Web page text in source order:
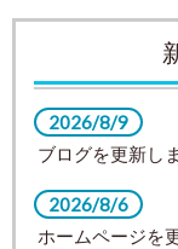
2026/8/9
ブログを更新し
2026/8/6
ホームページを